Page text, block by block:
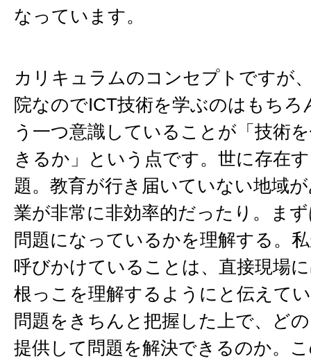
なっています。
カリキュラムのコンセプトですが
院なのでICT技術を学ぶのはもちろ
う一つ意識していることが「技術
きるか」という点です。世に存在
題。教育が行き届いていない地域
業が非常に非効率的だったり。ま
問題になっているかを理解する。
呼びかけていることは、直接現場
根っこを理解するようにと伝えて
問題をきちんと把握した上で、ど
提供して問題を解決できるのか。